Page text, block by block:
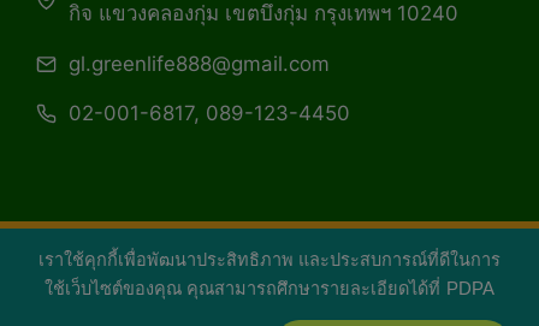
เราใช้คุกกี้เพื่อพัฒนาประสิทธิภาพ และประสบการณ์ที่ดีในการ
ใช้เว็บไซต์ของคุณ คุณสามารถศึกษารายละเอียดได้ที่ PDPA
กิจ แขวงคลองกุ่ม เขตบึงกุ่ม กรุงเทพฯ 10240
gl.greenlife888@gmail.com
02-001-6817, 089-123-4450
Copyright 2026 — Green Life Plus mag | กรีน
ไลฟ์พลัส หนังสือมีชีวิต